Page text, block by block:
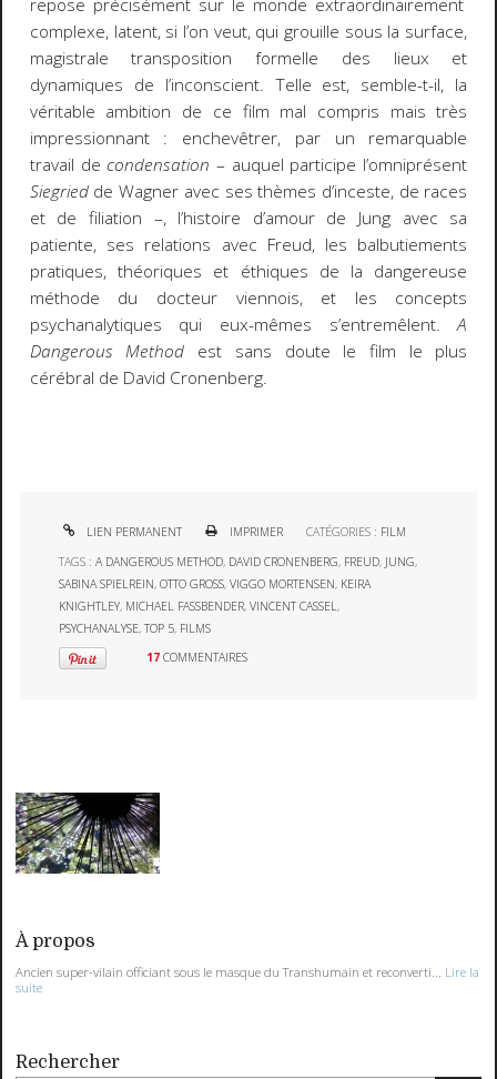
repose précisément sur le monde extraordinairement
complexe, latent, si l’on veut, qui grouille sous la surface,
magistrale transposition formelle des lieux et
dynamiques de l’inconscient. Telle est, semble-t-il, la
véritable ambition de ce film mal compris mais très
impressionnant : enchevêtrer, par un remarquable
travail decondensation – auquel participe l’omniprésent
Siegriedde Wagner avec ses thèmes d’inceste, de races
et de filiation –, l’histoire d’amour de Jung avec sa
patiente, ses relations avec Freud, les balbutiements
pratiques, théoriques et éthiques de la dangereuse
méthode du docteur viennois, et les concepts
psychanalytiques qui eux-mêmes s’entremêlent.A
Dangerous Method est sans doute le film le plus
cérébral de David Cronenberg.
LIEN PERMANENT IMPRIMER CATÉGORIES : FILM
TAGS :A DANGEROUS METHOD, DAVID CRONENBERG, FREUD, JUNG,
SABINA SPIELREIN,OTTO GROSS,VIGGO MORTENSEN, KEIRA
KNIGHTLEY, MICHAEL FASSBENDER,VINCENT CASSEL ,
PSYCHANALYSE,TOP 5, FILMS
17 COMMENTAIRES
À propos
Ancien super-vilain officiant sous le masque du Transhumain et reconverti...
Lire la
suite
Rechercher